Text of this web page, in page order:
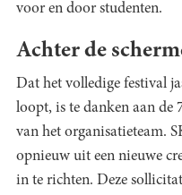
voor en door studenten.
Achter de
Dat het volledige festival
loopt, is te danken aan de
van het organisatieteam.
opnieuw uit een nieuwe
in te richten. Deze